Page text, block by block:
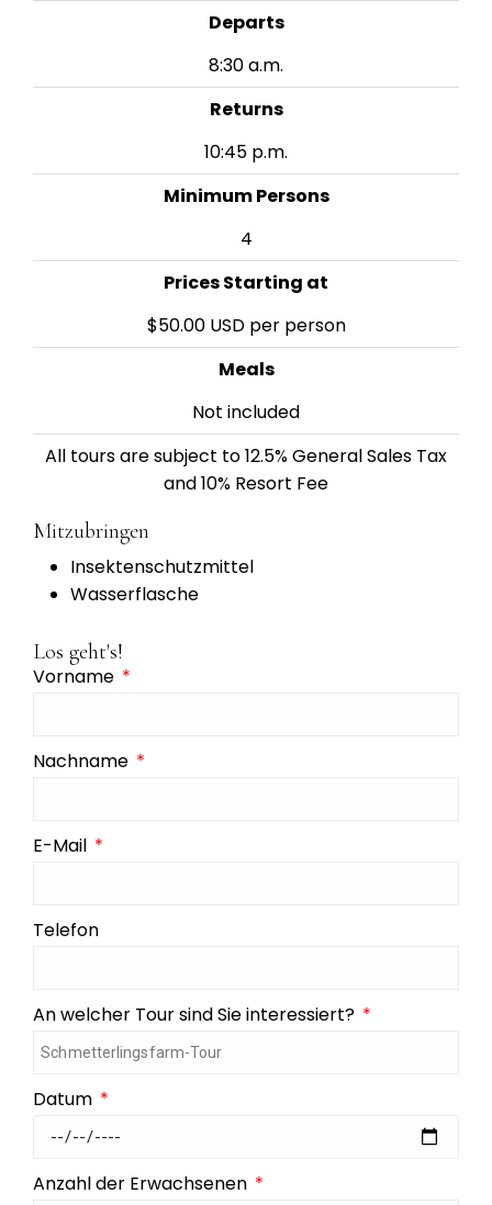
Departs
8:30 a.m.
Returns
10:45 p.m.
Minimum Persons
4
Prices Starting at
$50.00 USD per person
Meals
Not included
All tours are subject to 12.5% General Sales Tax
and 10% Resort Fee
Mitzubringen
Insektenschutzmittel
Wasserflasche
Los geht's!
Vorname
Nachname
E-Mail
Telefon
An welcher Tour sind Sie interessiert?
Datum
Anzahl der Erwachsenen